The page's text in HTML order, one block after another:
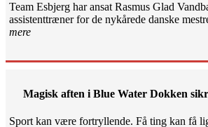
Team Esbjerg har ansat Rasmus Glad
assistenttræner for de nykårede danske
mere
Magisk aften i Blue Water Dokken
Sport kan være fortryllende. Få ting kan få